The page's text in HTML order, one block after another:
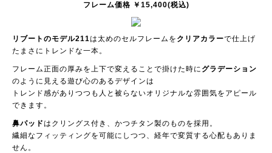
フレーム価格 ￥15,400(税込)
リブートのモデル211は太めのセルフレームを クリアカラーで仕上げ
たまさにトレンドな一本。
フレーム正面の厚みを上下で変えることで掛けた時に グラデーション
のように見える遊び心のあるデザインは
トレンド感がありつつも人と被らないオリジナルな雰囲気をアピール
できます。
鼻パッドはクリングス付き、かつチタン製のものを採用。
繊細なフィッティングを可能にしつつ、経年で変質する心配もありま
せん。